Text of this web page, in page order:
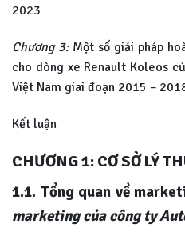
2023
Chương 3:Một số giải pháp
cho dòng xe Renault Koleos
Việt Nam giai đoạn 2015 –
Kết luận
CHƯƠNG 1: CƠ SỞ LÝ
1.1. Tổng quan về
marketing của công ty